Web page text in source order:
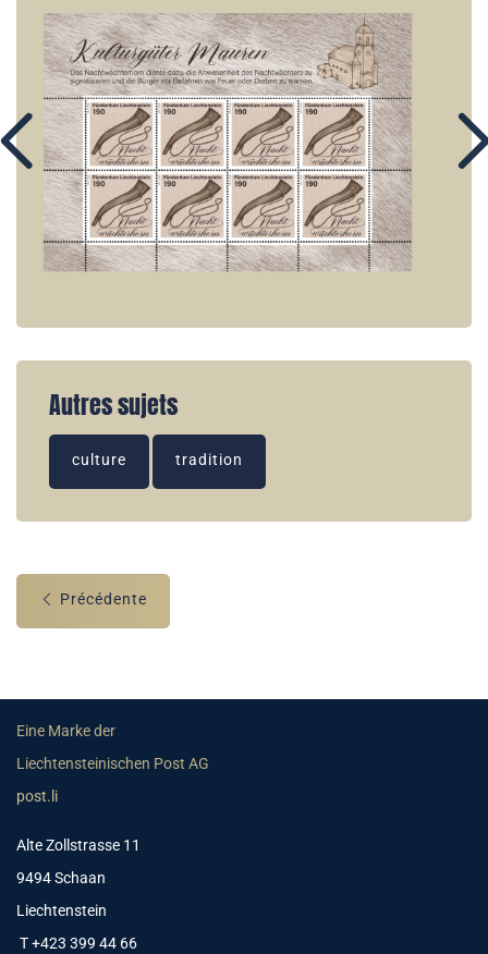
Autres sujets
culture tradition
Précédente
Eine Marke der
Liechtensteinischen Post AG
post.li
Alte Zollstrasse 11
9494 Schaan
Liechtenstein
T +423 399 44 66